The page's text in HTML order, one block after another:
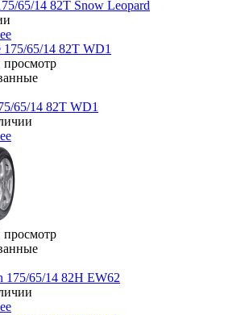
65/14 82T Snow Leopard
65/14 82T WD1
175/65/14 82H EW62